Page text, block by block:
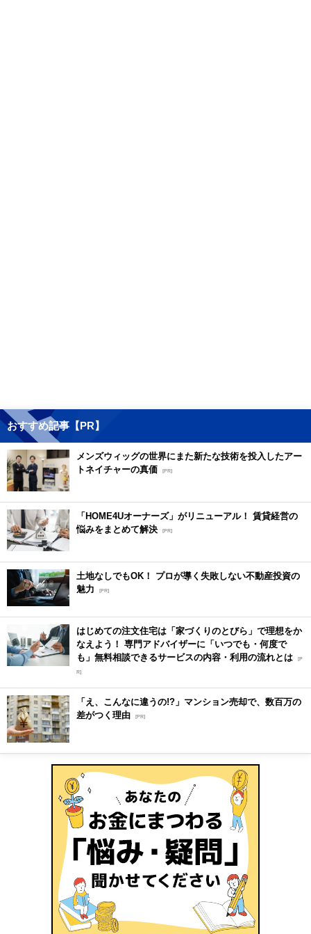
おすすめ記事【PR】
メンズウィッグの世界にまた新たな技術を投入したアー
トネイチャーの真価 [PR]
「HOME4Uオーナーズ」がリニューアル！ 賃貸経営の
悩みをまとめて解決 [PR]
土地なしでもOK！ プロが導く失敗しない不動産投資の
魅力
[PR]
はじめての注文住宅は「家づくりのとびら」で理想をか
なえよう！ 専門アドバイザーに「いつでも・何度で
も」無料相談できるサービスの内容・利用の流れとは [P
R]
「え、こんなに違うの!?」マンション売却で、数百万の
差がつく理由 [PR]